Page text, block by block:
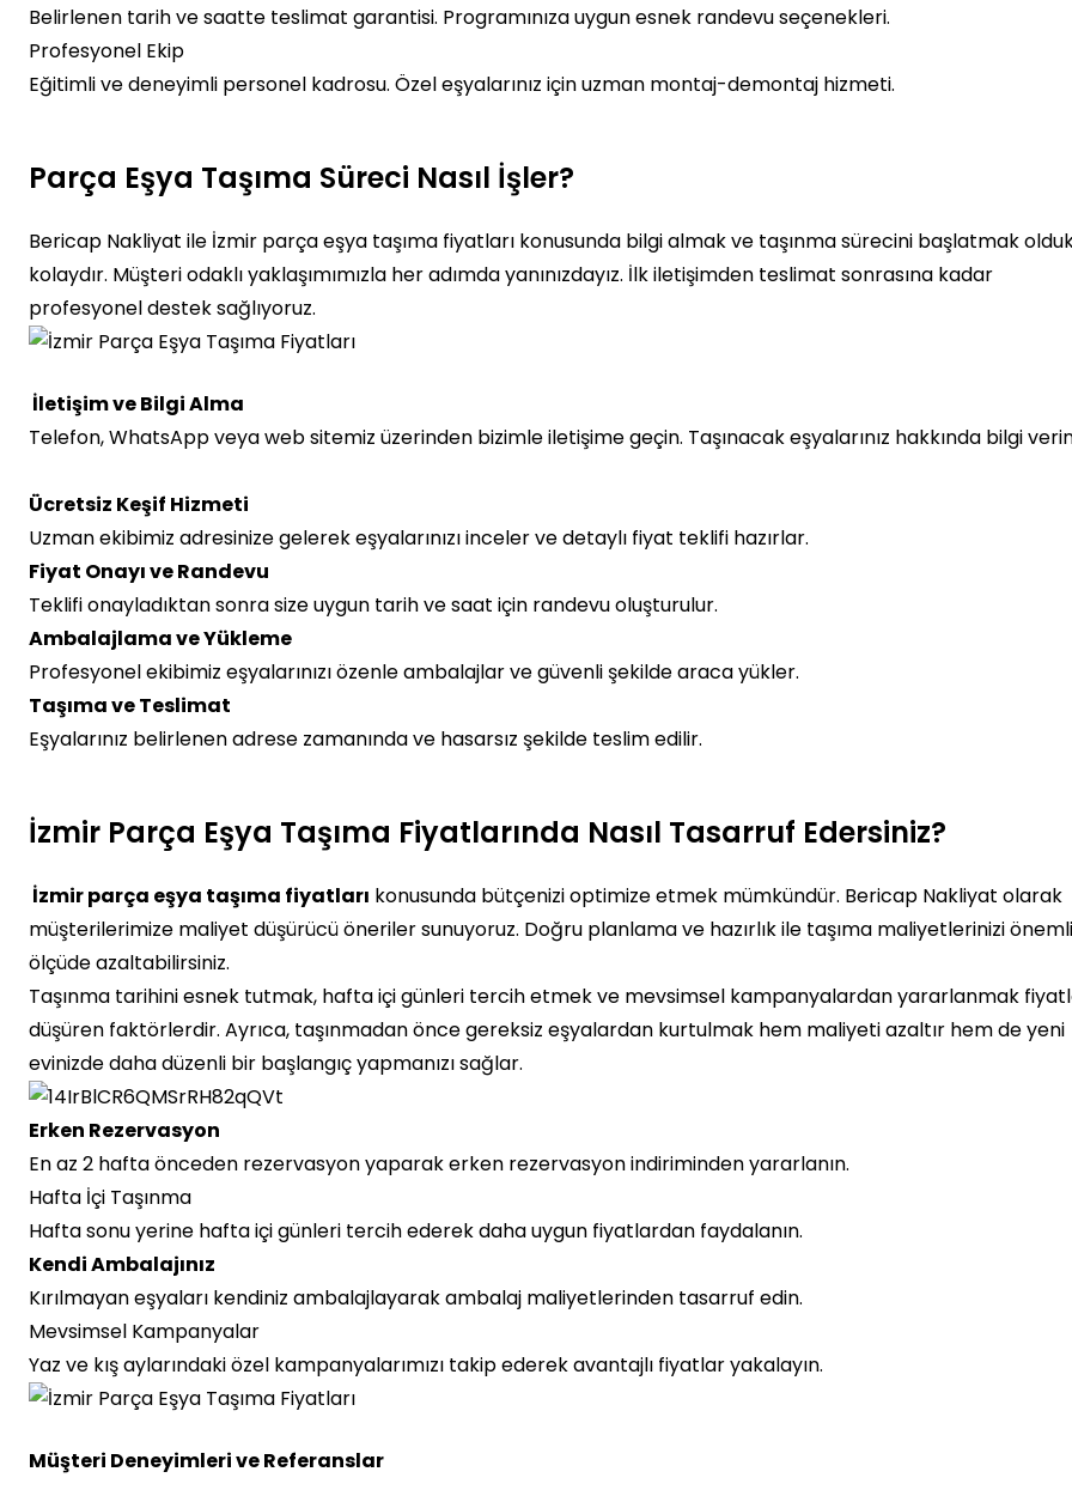
Belirlenen tarih ve saatte teslimat garantisi. Programınıza uygun esnek randevu seçenekleri.
Profesyonel Ekip
Eğitimli ve deneyimli personel kadrosu. Özel eşyalarınız için uzman montaj-demontaj hizmeti.
Parça Eşya Taşıma Süreci Nasıl İşler?
Bericap Nakliyat ile İzmir parça eşya taşıma fiyatları konusunda bilgi almak ve taşınma sürecini başlatmak
kolaydır. Müşteri odaklı yaklaşımımızla her adımda yanınızdayız. İlk iletişimden teslimat sonrasına kadar
profesyonel destek sağlıyoruz.
İletişim ve Bilgi Alma
Telefon, WhatsApp veya web sitemiz üzerinden bizimle iletişime geçin. Taşınacak eşyalarınız hakkında bilgi
Ücretsiz Keşif Hizmeti
Uzman ekibimiz adresinize gelerek eşyalarınızı inceler ve detaylı fiyat teklifi hazırlar.
Fiyat Onayı ve Randevu
Teklifi onayladıktan sonra size uygun tarih ve saat için randevu oluşturulur.
Ambalajlama ve Yükleme
Profesyonel ekibimiz eşyalarınızı özenle ambalajlar ve güvenli şekilde araca yükler.
Taşıma ve Teslimat
Eşyalarınız belirlenen adrese zamanında ve hasarsız şekilde teslim edilir.
İzmir Parça Eşya Taşıma Fiyatlarında Nasıl Tasarruf Edersiniz?
İzmir parça eşya taşıma fiyatları konusunda bütçenizi optimize etmek mümkündür. Bericap Nakliyat olarak
müşterilerimize maliyet düşürücü öneriler sunuyoruz. Doğru planlama ve hazırlık ile taşıma maliyetlerinizi önemli
ölçüde azaltabilirsiniz.
Taşınma tarihini esnek tutmak, hafta içi günleri tercih etmek ve mevsimsel kampanyalardan yararlanmak
düşüren faktörlerdir. Ayrıca, taşınmadan önce gereksiz eşyalardan kurtulmak hem maliyeti azaltır hem de yeni
evinizde daha düzenli bir başlangıç yapmanızı sağlar.
Erken Rezervasyon
En az 2 hafta önceden rezervasyon yaparak erken rezervasyon indiriminden yararlanın.
Hafta İçi Taşınma
Hafta sonu yerine hafta içi günleri tercih ederek daha uygun fiyatlardan faydalanın.
Kendi Ambalajınız
Kırılmayan eşyaları kendiniz ambalajlayarak ambalaj maliyetlerinden tasarruf edin.
Mevsimsel Kampanyalar
Yaz ve kış aylarındaki özel kampanyalarımızı takip ederek avantajlı fiyatlar yakalayın.
Müşteri Deneyimleri ve Referanslar